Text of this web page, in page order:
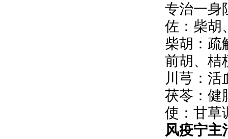
专治一身
佐：柴胡
柴胡：疏
前胡、桔
川芎：活
茯苓：健
使：甘草
风疫宁主